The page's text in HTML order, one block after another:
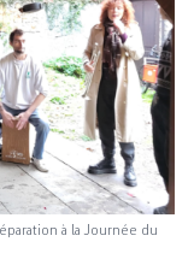
à la Journée du